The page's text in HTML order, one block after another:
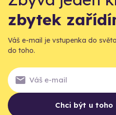
zbytek
Váš e-mail je vstupenka do
do toho.
Chci být u toho